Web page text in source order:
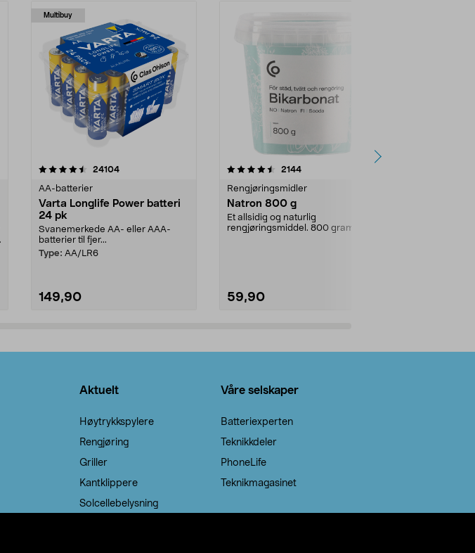
Multibuy
24104anmeldelser
AA-batterier
Varta Longlife Power batteri
24 pk
Svanemerkede AA- eller AAA-
batterier til fjer...
Type: AA/LR6
149,90
4.5av 5 stjerner 2144anmeldelser
Rengjøringsmidler
Natron 800 g
Et allsidig og naturlig
rengjøringsmiddel. 800 gram
59,90
4.0av 5 stjerner
Aktuelt
Høytrykkspylere
Rengjøring
Griller
Kantklippere
Solcellebelysning
Våre selskaper
Batteriexperten
Teknikkdeler
PhoneLife
Teknikmagasinet